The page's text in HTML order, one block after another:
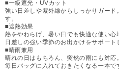
■一級遮光・UVカット
強い日差しや紫外線からしっかりガード
す。
■遮熱効果
熱をやわらげ、暑い日でも快適な使い心
日差しの強い季節のお出かけをサポート
■晴雨兼用
晴れの日はもちろん、突然の雨にも対応。
毎日バッグに入れておきたくなる一本で